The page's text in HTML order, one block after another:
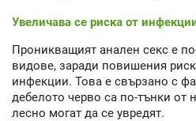
Увеличава се риска от
Проникващият анален секс е
видове, заради повишения
инфекции. Това е свързано с
дебелото черво са по-тънки от
лесно могат да се увредят.